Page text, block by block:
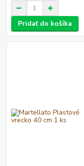
Pridať do košíka